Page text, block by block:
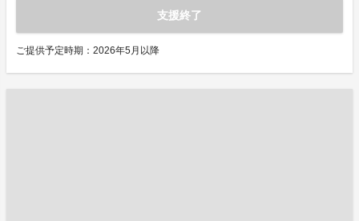
支援終了
ご提供予定時期：2026年5月以降